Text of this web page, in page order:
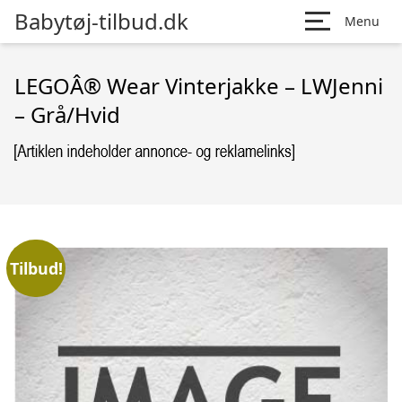
Babytøj-tilbud.dk Menu
LEGOÂ® Wear Vinterjakke – LWJenni
– Grå/Hvid
Tilbud!